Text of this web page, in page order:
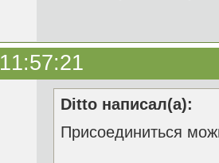
Ditto написал(а):
Присоединиться